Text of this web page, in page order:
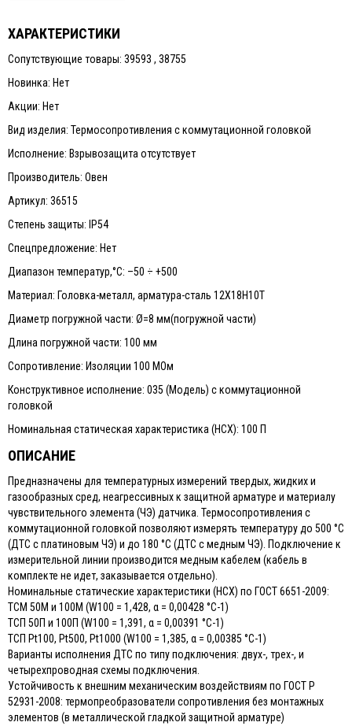
ХАРАКТЕРИСТИКИ
Сопутствующие товары: 39593 , 38755
Новинка: Нет
Акции: Нет
Вид изделия: Термосопротивления с коммутационной головкой
Исполнение: Взрывозащита отсутствует
Производитель: Овен
Артикул: 36515
Степень защиты: IP54
Спецпредложение: Нет
Диапазон температур,°С: –50 ÷ +500
Материал: Головка-металл, арматура-сталь 12Х18Н10Т
Диаметр погружной части: Ø=8 мм(погружной части)
Длина погружной части: 100 мм
Сопротивление: Изоляции 100 МОм
Конструктивное исполнение: 035 (Модель) с коммутационной
головкой
Номинальная статическая характеристика (НСХ): 100 П
ОПИСАНИЕ
Предназначены для температурных измерений твердых, жидких и
газообразных сред, неагрессивных к защитной арматуре и материалу
чувствительного элемента (ЧЭ) датчика. Термосопротивления с
коммутационной головкой позволяют измерять температуру до 500 °С
(ДТС с платиновым ЧЭ) и до 180 °С (ДТС с медным ЧЭ). Подключение к
измерительной линии производится медным кабелем (кабель в
комплекте не идет, заказывается отдельно).
Номинальные статические характеристики (НСХ) по ГОСТ 6651-2009:
ТСМ 50М и 100М (W100 = 1,428, α = 0,00428 °С-1)
ТСП 50П и 100П (W100 = 1,391, α = 0,00391 °С-1)
ТСП Pt100, Pt500, Pt1000 (W100 = 1,385, α = 0,00385 °С-1)
Варианты исполнения ДТС по типу подключения: двух-, трех-, и
четырехпроводная схемы подключения.
Устойчивость к внешним механическим воздействиям по ГОСТ Р
52931-2008: термопреобразователи сопротивления без монтажных
элементов (в металлической гладкой защитной арматуре)